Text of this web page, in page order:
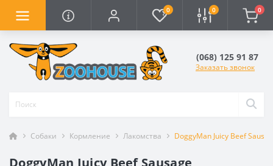
0 0 0
(068) 125 91 87
Заказать звонок
Собаки Кормление Лакомства DoggyMan Juicy Beef
DoggyMan Juicy Beef Sausage